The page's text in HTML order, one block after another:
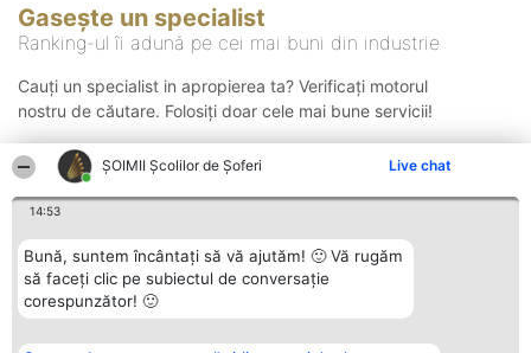
ŞOIMII Școlilor de Șoferi Live chat
14:53
Bună, suntem încântați să vă ajutăm! 🙂 Vă rugăm
să faceți clic pe subiectul de conversație
corespunzător! 🙂
Gasește un specialist
Ranking-ul îi adună pe cei mai buni din industrie
Cauți un specialist in apropierea ta? Verificați motorul
nostru de căutare. Folosiți doar cele mai bune servicii!